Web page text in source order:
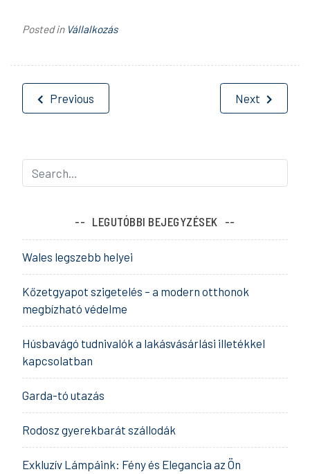
Posted in Vállalkozás
Bejegyzés
Previous Next
LEGUTÓBBI BEJEGYZÉSEK
Wales legszebb helyei
Kőzetgyapot szigetelés – a modern otthonok
megbízható védelme
Húsbavágó tudnivalók a lakásvásárlási illetékkel
kapcsolatban
Garda-tó utazás
Rodosz gyerekbarát szállodák
Exkluzív Lámpáink: Fény és Elegancia az Ön